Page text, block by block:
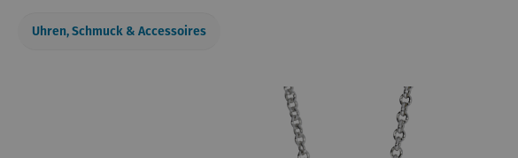
Uhren, Schmuck & Accessoires